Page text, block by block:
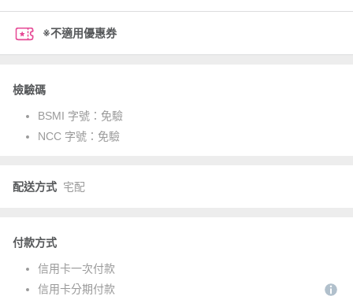
※不適用優惠券
檢驗碼
BSMI 字號： 免驗
NCC 字號： 免驗
配送方式 宅配
付款方式
信用卡一次付款
信用卡分期付款